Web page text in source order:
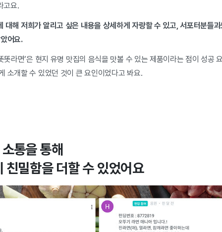
고요.
대해 저희가 알리고 싶은 내용을 상세하게 자랑할 수 있고, 서포터분들
어요.
똣라면’은 현지 유명 맛집의 음식을 맛볼 수 있는 제품이라는 점이 성공
소개할 수 있었던 것이 큰 요인이었다고 봐요.
통을 통해
친밀함을 더할 수 있었어요